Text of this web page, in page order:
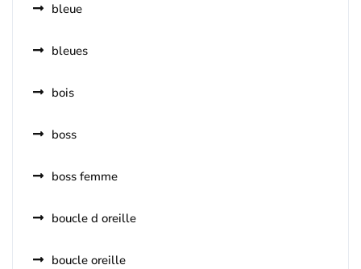
bleue
bleues
bois
boss
boss femme
boucle d oreille
boucle oreille